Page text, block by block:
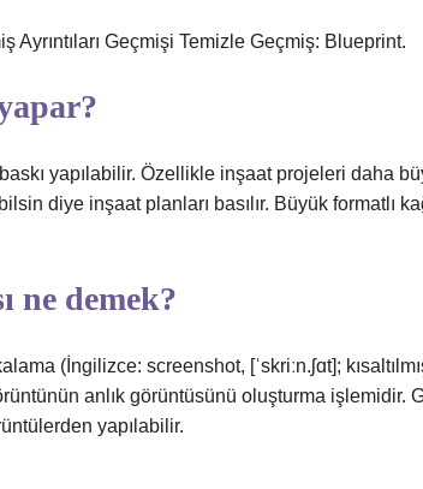
Ayrıntıları Geçmişi Temizle Geçmiş: Blueprint.
yapılabilir. Özellikle inşaat projeleri daha
diye inşaat planları basılır. Büyük formatlı
ne demek?
(İngilizce: screenshot, [ˈskriːn.ʃɑt];
anlık görüntüsünü oluşturma işlemidir.
yapılabilir.